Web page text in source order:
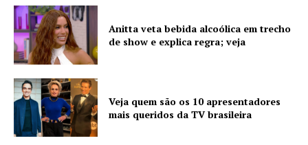
Anitta veta bebida alcoólica em trecho
de show e explica regra; veja
Veja quem são os 10 apresentadores
mais queridos da TV brasileira